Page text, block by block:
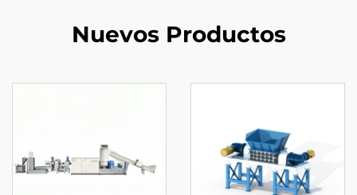
Nuevos Productos